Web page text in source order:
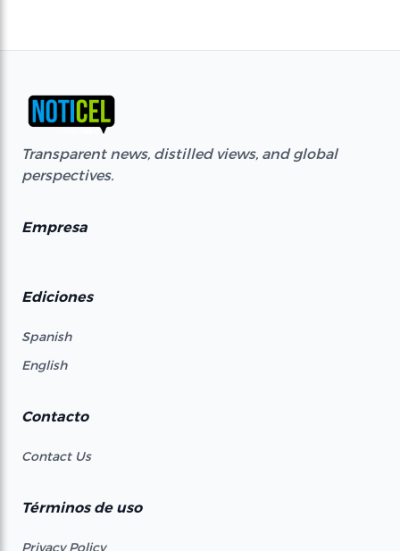
Transparent news, distilled views, and global
perspectives.
Empresa
Ediciones
Spanish
English
Contacto
Contact Us
Términos de uso
Privacy Policy